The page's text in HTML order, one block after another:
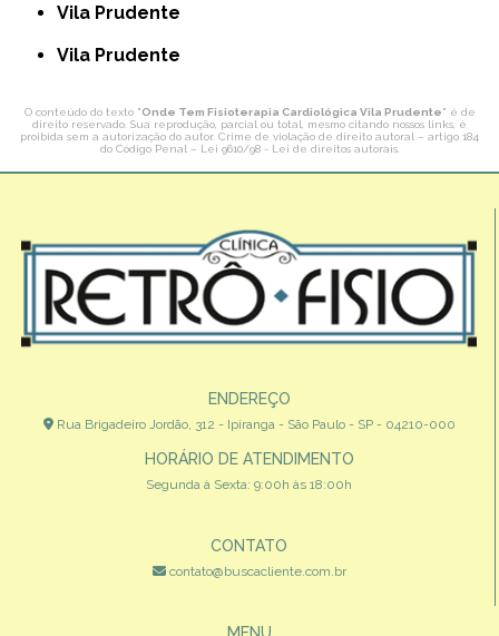
Vila Prudente
Vila Prudente
O conteúdo do texto "Onde Tem Fisioterapia Cardiológica Vila Prudente" é de
direito reservado. Sua reprodução, parcial ou total, mesmo citando nossos links, é
proibida sem a autorização do autor. Crime de violação de direito autoral – artigo 184
do Código Penal – Lei 9610/98 - Lei de direitos autorais.
ENDEREÇO
Rua Brigadeiro Jordão, 312 - Ipiranga - São Paulo - SP - 04210-000
HORÁRIO DE ATENDIMENTO
Segunda à Sexta: 9:00h às 18:00h
CONTATO
contato@buscacliente.com.br
MENU